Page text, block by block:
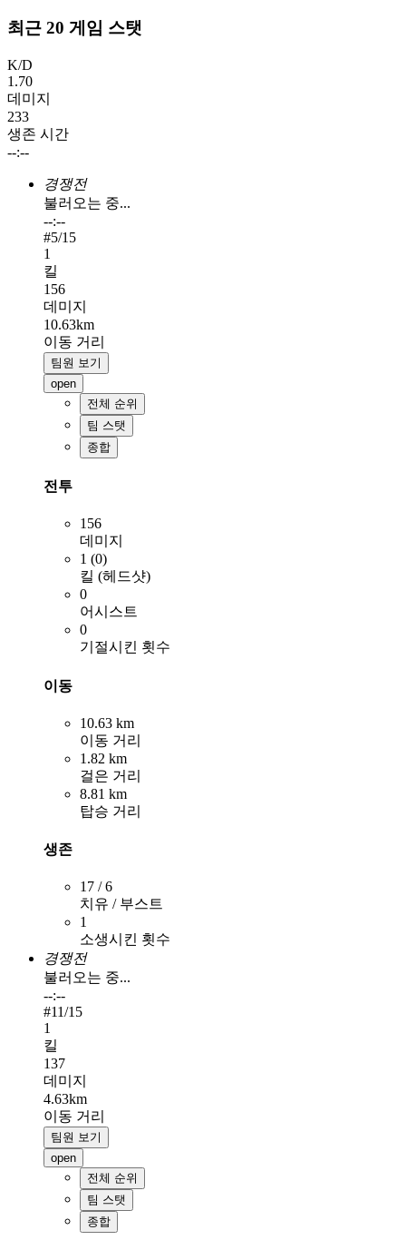
최근 20 게임 스탯
K/D
1.70
데미지
233
생존 시간
--:--
경쟁전
불러오는 중...
--:--
#5/15
1
킬
156
데미지
10.63km
이동 거리
팀원 보기
open
전체 순위
팀 스탯
종합
전투
156
데미지
1 (0)
킬 (헤드샷)
0
어시스트
0
기절시킨 횟수
이동
10.63 km
이동 거리
1.82 km
걸은 거리
8.81 km
탑승 거리
생존
17 / 6
치유 / 부스트
1
소생시킨 횟수
경쟁전
불러오는 중...
--:--
#11/15
1
킬
137
데미지
4.63km
이동 거리
팀원 보기
open
전체 순위
팀 스탯
종합